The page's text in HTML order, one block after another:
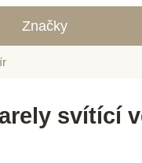
Značky
svítící